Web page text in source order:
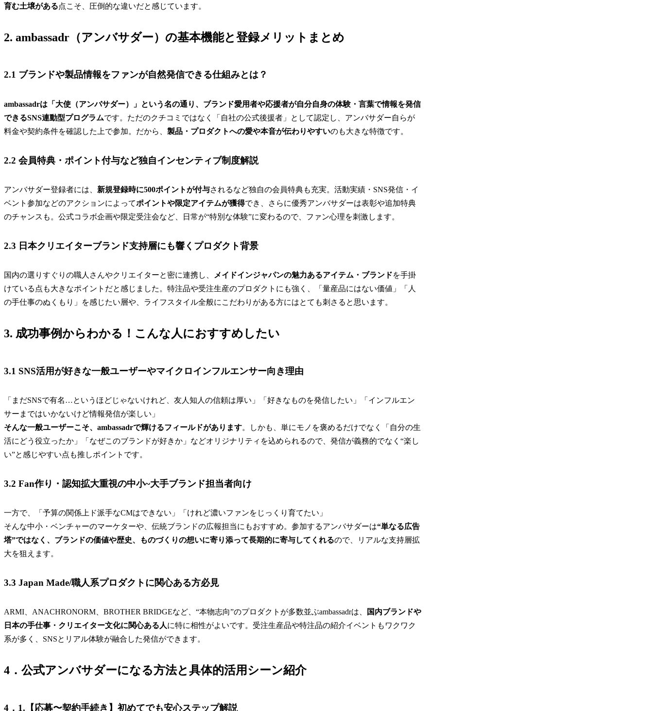
育む土壌がある点こそ、圧倒的な違いだと感じています。
2. ambassadr（アンバサダー）の基本機能と登録メリットまとめ
2.1 ブランドや製品情報をファンが自然発信できる仕組みとは？
ambassadrは「大使（アンバサダー）」という名の通り、ブランド愛用者や応援者が自分自身の体験・言葉で情報を発信
できるSNS連動型プログラムです。ただのクチコミではなく「自社の公式後援者」として認定し、アンバサダー自らが
料金や契約条件を確認した上で参加。だから、 製品・プロダクトへの愛や本音が伝わりやすいのも大きな特徴です。
2.2 会員特典・ポイント付与など独自インセンティブ制度解説
アンバサダー登録者には、 新規登録時に500ポイントが付与されるなど独自の会員特典も充実。活動実績・SNS発信・イ
ベント参加などのアクションによってポイントや限定アイテムが獲得でき、さらに優秀アンバサダーは表彰や追加特典
のチャンスも。公式コラボ企画や限定受注会など、日常が“特別な体験”に変わるので、ファン心理を刺激します。
2.3 日本クリエイターブランド支持層にも響くプロダクト背景
国内の選りすぐりの職人さんやクリエイターと密に連携し、 メイドインジャパンの魅力あるアイテム・ブランドを手掛
けている点も大きなポイントだと感じました。特注品や受注生産のプロダクトにも強く、「量産品にはない価値」「人
の手仕事のぬくもり」を感じたい層や、ライフスタイル全般にこだわりがある方にはとても刺さると思います。
3. 成功事例からわかる！こんな人におすすめしたい
3.1 SNS活用が好きな一般ユーザーやマイクロインフルエンサー向き理由
「まだSNSで有名…というほどじゃないけれど、友人知人の信頼は厚い」「好きなものを発信したい」「インフルエン
サーまではいかないけど情報発信が楽しい」
そんな一般ユーザーこそ、ambassadrで輝けるフィールドがあります。しかも、単にモノを褒めるだけでなく「自分の生
活にどう役立ったか」「なぜこのブランドが好きか」などオリジナリティを込められるので、発信が義務的でなく“楽し
い”と感じやすい点も推しポイントです。
3.2 Fan作り・認知拡大重視の中小~大手ブランド担当者向け
一方で、「予算の関係上ド派手なCMはできない」「けれど濃いファンをじっくり育てたい」
そんな中小・ベンチャーのマーケターや、伝統ブランドの広報担当にもおすすめ。参加するアンバサダーは“単なる広告
塔”ではなく、ブランドの価値や歴史、ものづくりの想いに寄り添って長期的に寄与してくれるので、リアルな支持層拡
大を狙えます。
3.3 Japan Made/職人系プロダクトに関心ある方必見
ARMI、ANACHRONORM、BROTHER BRIDGEなど、“本物志向”のプロダクトが多数並ぶambassadrは、
国内ブランドや
日本の手仕事・クリエイター文化に関心ある人に特に相性がよいです。受注生産品や特注品の紹介イベントもワクワク
系が多く、SNSとリアル体験が融合した発信ができます。
4．公式アンバサダーになる方法と具体的活用シーン紹介
4．1.【応募〜契約手続き】初めてでも安心ステップ解説